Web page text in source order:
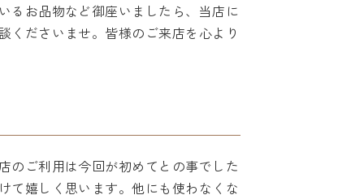
るお品物など御座いましたら、当店に
くださいませ。皆様のご来店を心より
のご利用は今回が初めてとの事でした
て嬉しく思います。他にも使わなくな